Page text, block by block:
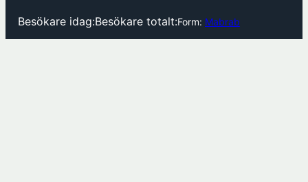
Besökare idag:Besökare totalt:Form: Mabrab